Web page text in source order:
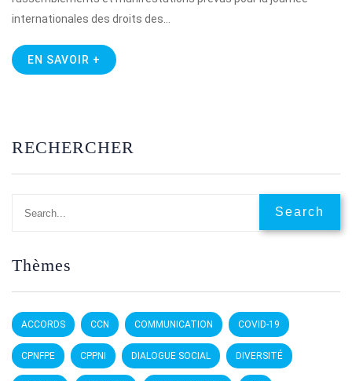
internationales des droits des…
EN SAVOIR +
RECHERCHER
Thèmes
ACCORDS CCN COMMUNICATION COVID-19
CPNFPE CPPNI DIALOGUE SOCIAL DIVERSITÉ